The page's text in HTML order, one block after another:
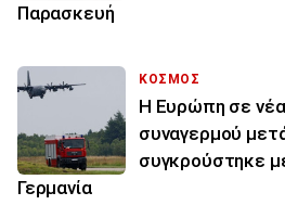
Παρασκευή
ΚΟΣΜΟΣ
Η Ευρώπη σε
συναγερμού
συγκρούστηκε
Γερμανία